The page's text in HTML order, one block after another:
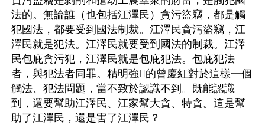
法的。無論誰（也包括江澤民）貪污盜竊，都是觸
犯國法，都要受到國法制裁。江澤民貪污盜竊，江
澤民就是犯法。江澤民就要受到國法的制裁。江澤
民包庇貪污犯，江澤民就是包庇犯法。包庇犯法
者，與犯法者同罪。精明強的曾慶紅對於這樣一個
觸法、犯法問題，當不致於認識不到。既能認識
到，還要幫助江澤民、江家幫大貪、特貪。這是幫
助了江澤民，還是害了江澤民？